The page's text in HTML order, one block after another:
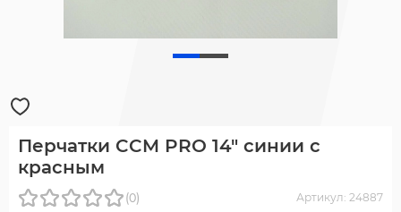
Перчатки CCM PRO 14" синии с
красным
(0) Артикул: 24887